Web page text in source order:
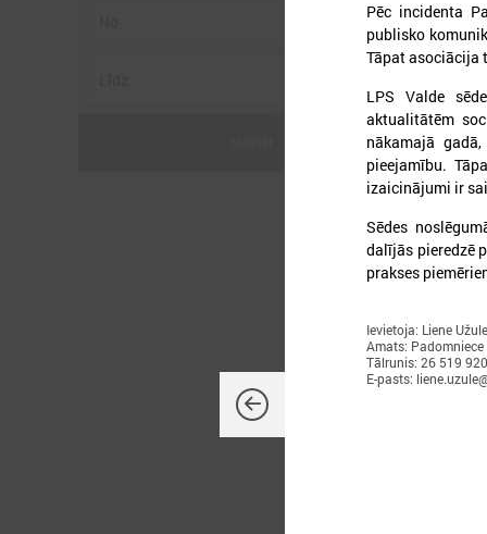
Pēc incidenta
publisko
Tāpat asociācija
LPS Valde
aktualitātēm
nākamajā
pieejamību.
izaicinājumi ir
Sēdes
dalījās pieredzē
prakses
Ievietoja: Liene Užule
Amats: Padomniece
Tālrunis: 26 519 920
E-pasts: